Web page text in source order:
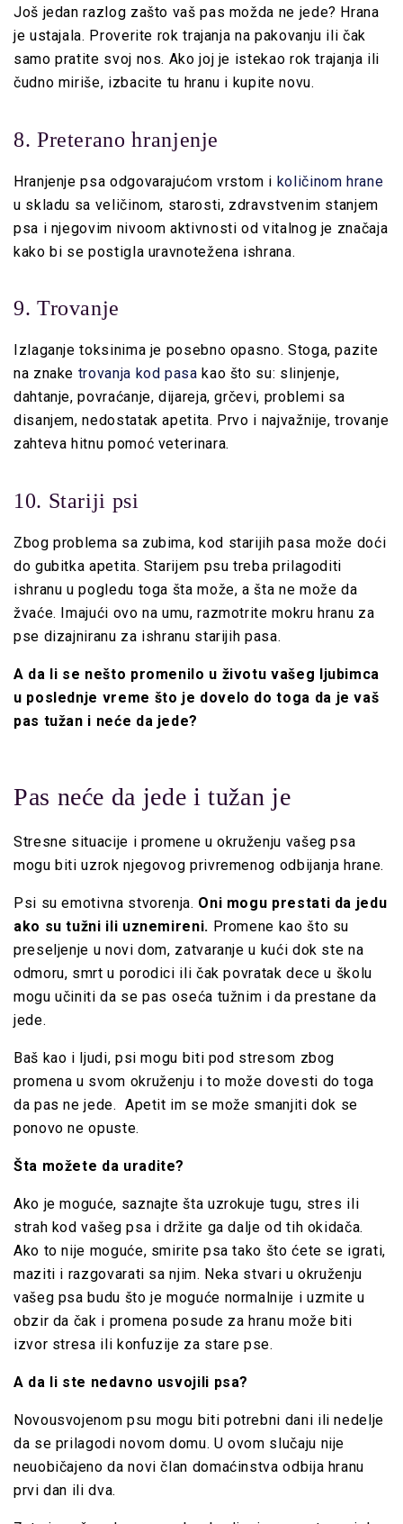
Još jedan razlog zašto vaš pas možda ne jede? Hrana
je ustajala. Proverite rok trajanja na pakovanju ili čak
samo pratite svoj nos. Ako joj je istekao rok trajanja ili
čudno miriše, izbacite tu hranu i kupite novu.
8. Preterano hranjenje
Hranjenje psa odgovarajućom vrstom i količinom hrane
u skladu sa veličinom, starosti, zdravstvenim stanjem
psa i njegovim nivoom aktivnosti od vitalnog je značaja
kako bi se postigla uravnotežena ishrana.
9. Trovanje
Izlaganje toksinima je posebno opasno. Stoga, pazite
na znake trovanja kod pasa kao što su: slinjenje,
dahtanje, povraćanje, dijareja, grčevi, problemi sa
disanjem, nedostatak apetita. Prvo i najvažnije, trovanje
zahteva hitnu pomoć veterinara.
10. Stariji psi
Zbog problema sa zubima, kod starijih pasa može doći
do gubitka apetita. Starijem psu treba prilagoditi
ishranu u pogledu toga šta može, a šta ne može da
žvaće. Imajući ovo na umu, razmotrite mokru hranu za
pse dizajniranu za ishranu starijih pasa.
A da li se nešto promenilo u životu vašeg ljubimca
u poslednje vreme što je dovelo do toga da je vaš
pas tužan i neće da jede?
Pas neće da jede i tužan je
Stresne situacije i promene u okruženju vašeg psa
mogu biti uzrok njegovog privremenog odbijanja hrane.
Psi su emotivna stvorenja. Oni mogu prestati da jedu
ako su tužni ili uznemireni. Promene kao što su
preseljenje u novi dom, zatvaranje u kući dok ste na
odmoru, smrt u porodici ili čak povratak dece u školu
mogu učiniti da se pas oseća tužnim i da prestane da
jede.
Baš kao i ljudi, psi mogu biti pod stresom zbog
promena u svom okruženju i to može dovesti do toga
da pas ne jede. Apetit im se može smanjiti dok se
ponovo ne opuste.
Šta možete da uradite?
Ako je moguće, saznajte šta uzrokuje tugu, stres ili
strah kod vašeg psa i držite ga dalje od tih okidača.
Ako to nije moguće, smirite psa tako što ćete se igrati,
maziti i razgovarati sa njim. Neka stvari u okruženju
vašeg psa budu što je moguće normalnije i uzmite u
obzir da čak i promena posude za hranu može biti
izvor stresa ili konfuzije za stare pse.
A da li ste nedavno usvojili psa?
Novousvojenom psu mogu biti potrebni dani ili nedelje
da se prilagodi novom domu. U ovom slučaju nije
neuobičajeno da novi član domaćinstva odbija hranu
prvi dan ili dva.